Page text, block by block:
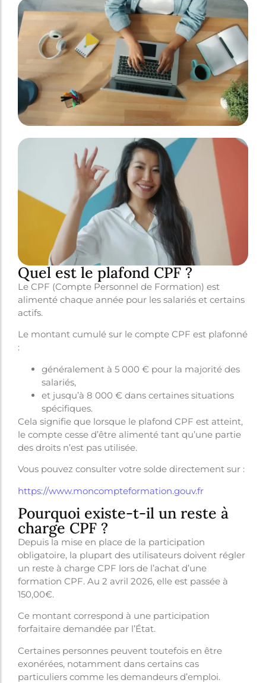
Quel est le plafond CPF ?
Le CPF (Compte Personnel de Formation) est
alimenté chaque année pour les salariés et certains
actifs.
Le montant cumulé sur le compte CPF est plafonné
:
généralement à 5 000 € pour la majorité des
salariés,
et jusqu’à 8 000 € dans certaines situations
spécifiques.
Cela signifie que lorsque le plafond CPF est atteint,
le compte cesse d’être alimenté tant qu’une partie
des droits n’est pas utilisée.
Vous pouvez consulter votre solde directement sur :
https://www.moncompteformation.gouv.fr
Pourquoi existe-t-il un reste à
charge CPF ?
Depuis la mise en place de la participation
obligatoire, la plupart des utilisateurs doivent régler
un reste à charge CPF lors de l’achat d’une
formation CPF. Au 2 avril 2026, elle est passée à
150,00€.
Ce montant correspond à une participation
forfaitaire demandée par l’État.
Certaines personnes peuvent toutefois en être
exonérées, notamment dans certains cas
particuliers comme les demandeurs d’emploi.